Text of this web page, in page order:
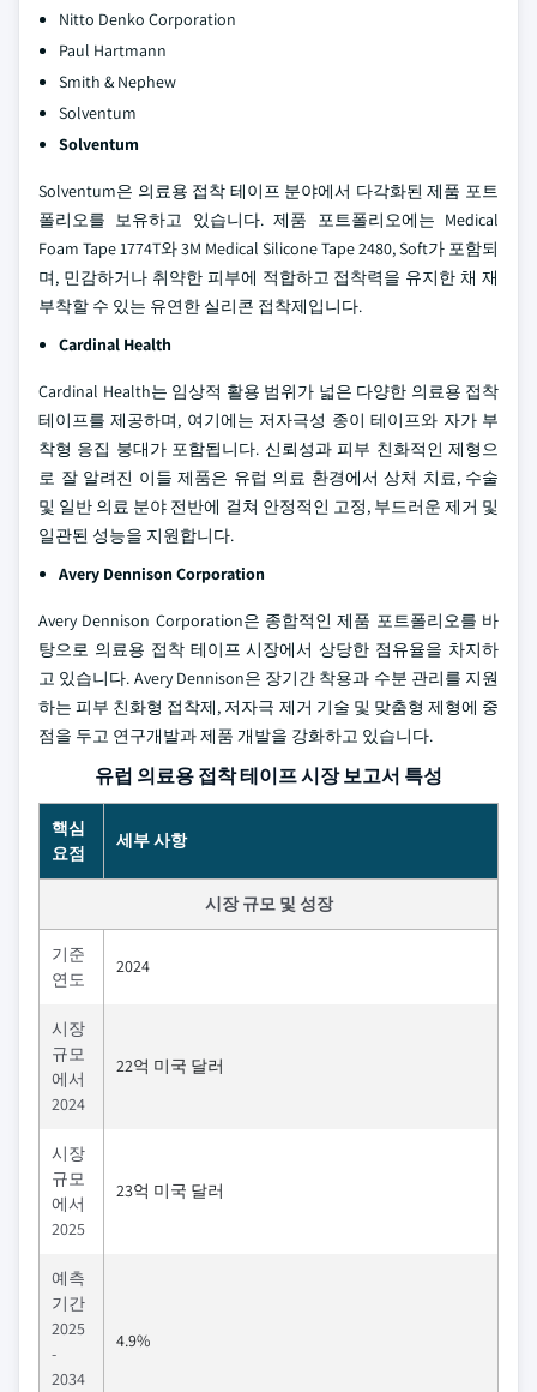
Nitto Denko Corporation
Paul Hartmann
Smith & Nephew
Solventum
Solventum
Solventum은 의료용 접착 테이프 분야에서 다각화된 제품 포트
폴리오를 보유하고 있습니다. 제품 포트폴리오에는 Medical
Foam Tape 1774T와 3M Medical Silicone Tape 2480, Soft가 포함되
며, 민감하거나 취약한 피부에 적합하고 접착력을 유지한 채 재
부착할 수 있는 유연한 실리콘 접착제입니다.
Cardinal Health
Cardinal Health는 임상적 활용 범위가 넓은 다양한 의료용 접착
테이프를 제공하며, 여기에는 저자극성 종이 테이프와 자가 부
착형 응집 붕대가 포함됩니다. 신뢰성과 피부 친화적인 제형으
로 잘 알려진 이들 제품은 유럽 의료 환경에서 상처 치료, 수술
및 일반 의료 분야 전반에 걸쳐 안정적인 고정, 부드러운 제거 및
일관된 성능을 지원합니다.
Avery Dennison Corporation
Avery Dennison Corporation은 종합적인 제품 포트폴리오를 바
탕으로 의료용 접착 테이프 시장에서 상당한 점유율을 차지하
고 있습니다. Avery Dennison은 장기간 착용과 수분 관리를 지원
하는 피부 친화형 접착제, 저자극 제거 기술 및 맞춤형 제형에 중
점을 두고 연구개발과 제품 개발을 강화하고 있습니다.
유럽 의료용 접착 테이프 시장 보고서 특성
핵심
요점
세부 사항
시장 규모 및 성장
기준
연도
2024
시장
규모
에서
2024
22억 미국 달러
시장
규모
에서
2025
23억 미국 달러
예측
기간
2025
-
2034
4.9%